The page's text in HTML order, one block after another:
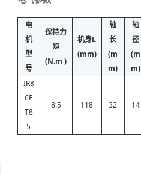
电
机
型
号
保持力
矩
(N.m )
机身L
(mm)
轴
长
(m
m)
轴
径
(m
m)
IR8
6E
T8
5
8.5 118 32 14